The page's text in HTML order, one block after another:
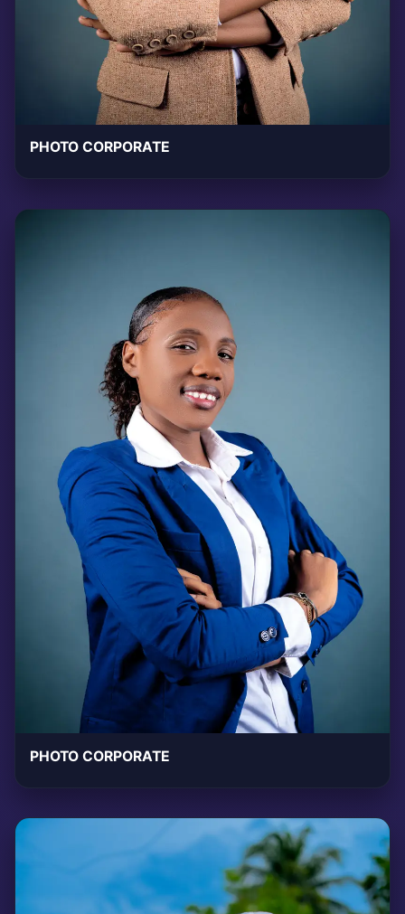
PHOTO CORPORATE
PHOTO CORPORATE